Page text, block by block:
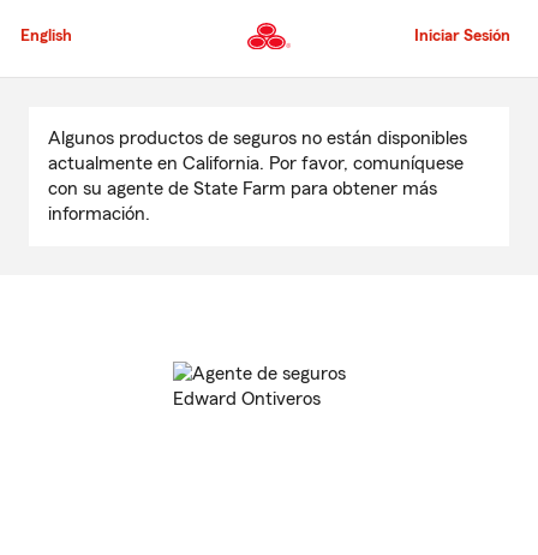
al
principal
English Iniciar Sesión
contenido
principal
Algunos productos de seguros no están disponibles
actualmente en California. Por favor, comuníquese
con su agente de State Farm para obtener más
información.